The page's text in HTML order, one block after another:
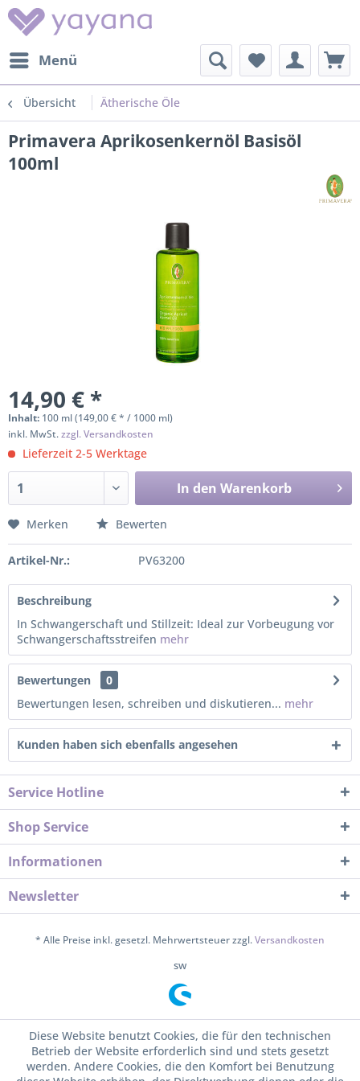
Menü
Übersicht Ätherische Öle
Primavera Aprikosenkernöl Basisöl
100ml
14,90 € *
Inhalt: 100 ml (149,00 € * / 1000 ml)
inkl. MwSt.zzgl. Versandkosten
Lieferzeit 2-5 Werktage
In den Warenkorb
Merken Bewerten
Artikel-Nr.: PV63200
Beschreibung
In Schwangerschaft und Stillzeit: Ideal zur Vorbeugung vor
Schwangerschaftsstreifen mehr
Bewertungen
0
Bewertungen lesen, schreiben und diskutieren... mehr
Kunden haben sich ebenfalls angesehen
Service Hotline
Shop Service
Informationen
Newsletter
* Alle Preise inkl. gesetzl. Mehrwertsteuer zzgl.Versandkosten
sw
Diese Website benutzt Cookies, die für den technischen
Betrieb der Website erforderlich sind und stets gesetzt
werden. Andere Cookies, die den Komfort bei Benutzung